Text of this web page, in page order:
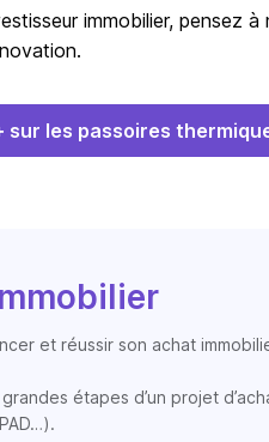
immobilier, pensez
sur les passoires
et réussir son achat
étapes d’un projet